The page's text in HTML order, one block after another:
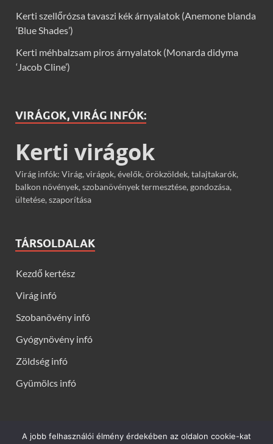
Kerti szellőrózsa tavaszi kék árnyalatok (Anemone blanda
‘Blue Shades’)
Kerti méhbalzsam piros árnyalatok (Monarda didyma
‘Jacob Cline’)
VIRÁGOK, VIRÁG INFÓK:
Kerti virágok
Virág infók: Virág, virágok, évelők, örökzöldek, talajtakarók,
balkon növények, szobanövények termesztése, gondozása,
ültetése, szaporítása
TÁRSOLDALAK
Kezdő kertész
Virág infó
Szobanövény infó
Gyógynövény infó
Zöldség infó
Gyümölcs infó
Kerti virágok - Virág infók: Virág, virágok, évelők, örökzöldek,
A jobb felhasználói élmény érdekében az oldalon cookie-kat